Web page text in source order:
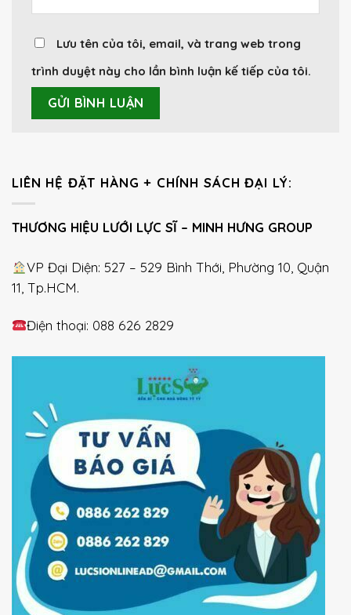
Lưu tên của tôi, email, và trang web trong
trình duyệt này cho lần bình luận kế tiếp của tôi.
LIÊN HỆ ĐẶT HÀNG + CHÍNH SÁCH ĐẠI LÝ:
THƯƠNG HIỆU LƯỚI LỰC SĨ – MINH HƯNG GROUP
VP Đại Diện: 527 – 529 Bình Thới, Phường 10, Quận
11, Tp.HCM.
Điện thoại: 088 626 2829